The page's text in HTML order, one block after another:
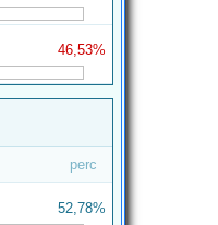
46,53%
perc
52,78%